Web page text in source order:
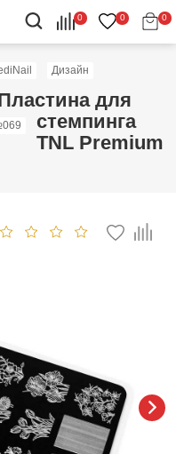
0 0 0
Дизайн
для
стемпинга
TNL Premium